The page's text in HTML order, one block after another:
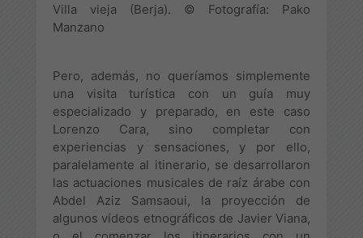
Villa vieja (Berja). © Fotografía: Pako
Manzano
Pero, además, no queríamos simplemente
una visita turística con un guía muy
especializado y preparado, en este caso
Lorenzo Cara, sino completar con
experiencias y sensaciones, y por ello,
paralelamente al itinerario, se desarrollaron
las actuaciones musicales de raíz árabe con
Abdel Aziz Samsaoui, la proyección de
algunos vídeos etnográficos de Javier Viana,